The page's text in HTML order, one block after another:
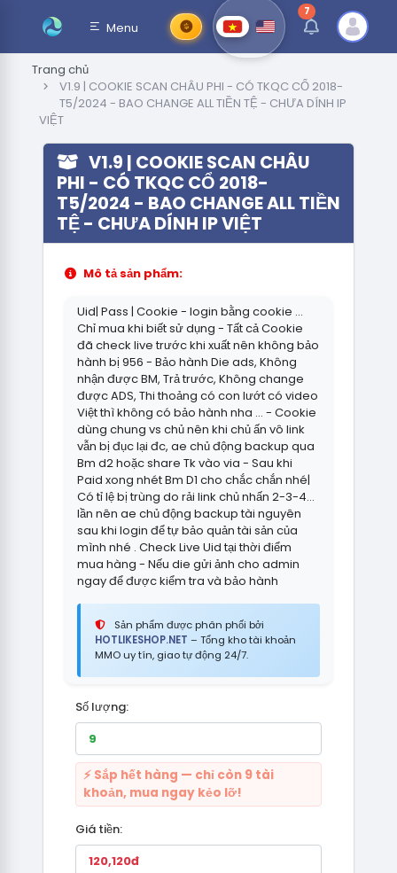
Menu
7thông báo chưa
Trang chủ
V1.9 | COOKIE SCAN CHÂU PHI - CÓ TKQC CỔ 2018-
T5/2024 - BAO CHANGE ALL TIỀN TỆ - CHƯA DÍNH IP
VIỆT
V1.9 | COOKIE SCAN CHÂU
PHI - CÓ TKQC CỔ 2018-
T5/2024 - BAO CHANGE ALL TIỀN
TỆ - CHƯA DÍNH IP VIỆT
Mô tả sản phẩm:
Uid| Pass | Cookie - login bằng cookie ...
Chỉ mua khi biết sử dụng - Tất cả Cookie
đã check live trước khi xuất nên không bảo
hành bị 956 - Bảo hành Die ads, Không
nhận được BM, Trả trước, Không change
được ADS, Thi thoảng có con lướt có video
Việt thì không có bảo hành nha ... - Cookie
dùng chung vs chủ nên khi chủ ấn vô link
vẫn bị đục lại đc, ae chủ động backup qua
Bm d2 hoặc share Tk vào via - Sau khi
Paid xong nhét Bm D1 cho chắc chắn nhé|
Có tỉ lệ bị trùng do rải link chủ nhấn 2-3-4…
lần nên ae chủ động backup tài nguyên
sau khi login để tự bảo quản tài sản của
mình nhé . Check Live Uid tại thời điểm
mua hàng - Nếu die gửi ảnh cho admin
ngay để được kiểm tra và bảo hành
Sản phẩm được phân phối bởi
HOTLIKESHOP.NET – Tổng kho tài khoản
MMO uy tín, giao tự động 24/7.
Số lượng:
⚡ Sắp hết hàng — chỉ còn 9 tài
khoản, mua ngay kẻo lỡ!
Giá tiền: